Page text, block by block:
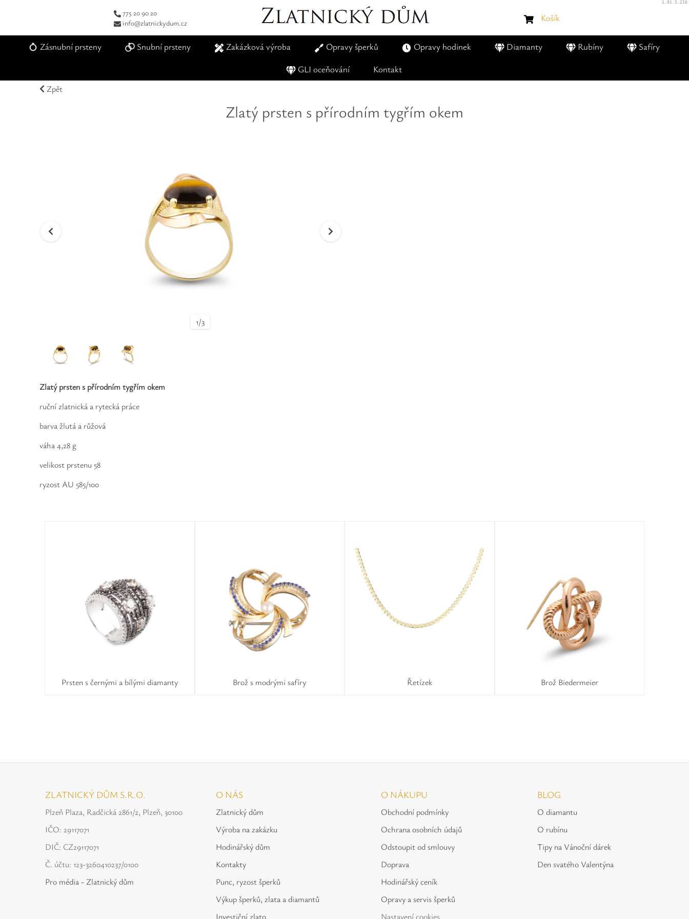
775 20 90 20
info@zlatnickydum.cz
Zásnubní prsteny Snubní prsteny Zakázková výroba Opravy šperků Opravy hodinek Diamanty Rubíny
Safíry
GLI oceňování
Kontakt
Košík
1.91.3.216
Zpět
Zlatý prsten s přírodním tygřím okem
1/3
Zlatý prsten s přírodním tygřím okem
ruční zlatnická a rytecká práce
barva žlutá a růžová
váha 4,28 g
velikost prstenu 58
ryzost AU 585/100
Prsten s černými a bílými diamanty Brož s modrými safíry Řetízek Brož Biedermeier
ZLATNICKÝ DŮM S.R.O.
Plzeň Plaza, Radčická 2861/2, Plzeň, 30100
IČO: 29117071
DIČ: CZ29117071
Č. účtu: 123-3260410237/0100
Pro média - Zlatnický dům
O NÁS
Zlatnický dům
Výroba na zakázku
Hodinářský dům
Kontakty
Punc, ryzost šperků
Výkup šperků, zlata a diamantů
Investiční zlato
O NÁKUPU
Obchodní podmínky
Ochrana osobních údajů
Odstoupit od smlouvy
Doprava
Hodinářský ceník
Opravy a servis šperků
Nastavení cookies
BLOG
O diamantu
O rubínu
Tipy na Vánoční dárek
Den svatého Valentýna